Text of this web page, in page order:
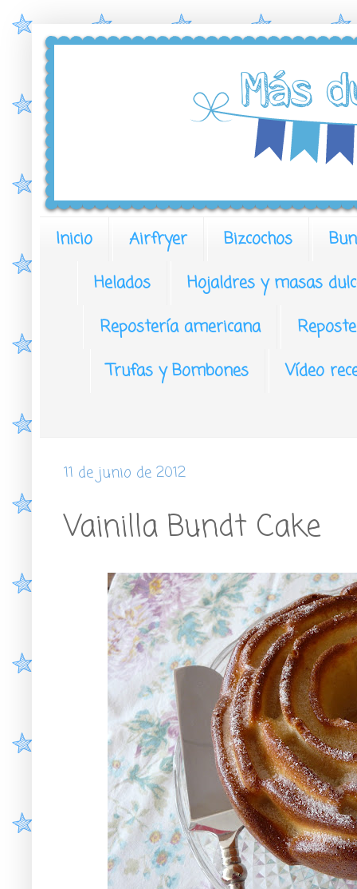
Inicio Airfryer Bizcochos
Helados
Hojaldres y masas
Repostería americana
Trufas y Bombones
Vídeo
11 de junio de 2012
Vainilla Bundt Cake